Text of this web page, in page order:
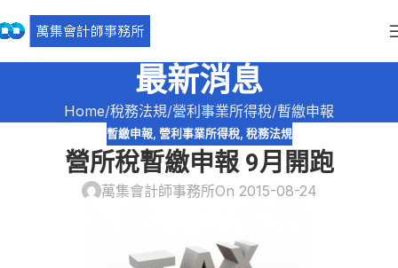
最新消息
Home 稅務法規 營利事業所得稅 暫繳申報
暫繳申報, 營利事業所得稅, 稅務法規
營所稅暫繳申報 9月開跑
萬集會計師事務所On 2015-08-24